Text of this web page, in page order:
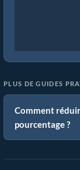
PLUS DE GUIDES
Comment
pourcentage ?